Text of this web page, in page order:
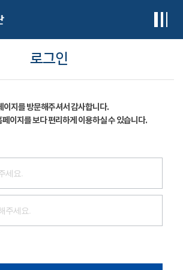
로그인
이지를 방문해주셔서 감사합니다.
이지를 보다 편리하게 이용하실 수 있습니다.